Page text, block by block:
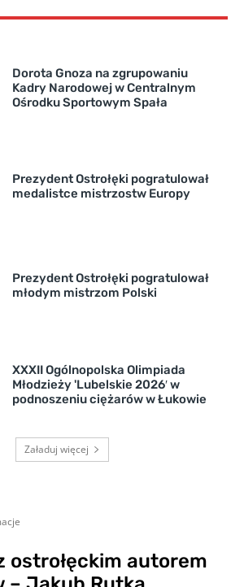
Dorota Gnoza na zgrupowaniu
Kadry Narodowej w Centralnym
Ośrodku Sportowym Spała
Prezydent Ostrołęki pogratulował
medalistce mistrzostw Europy
Prezydent Ostrołęki pogratulował
młodym mistrzom Polski
XXXII Ogólnopolska Olimpiada
Młodzieży 'Lubelskie 2026′ w
podnoszeniu ciężarów w Łukowie
Załaduj więcej